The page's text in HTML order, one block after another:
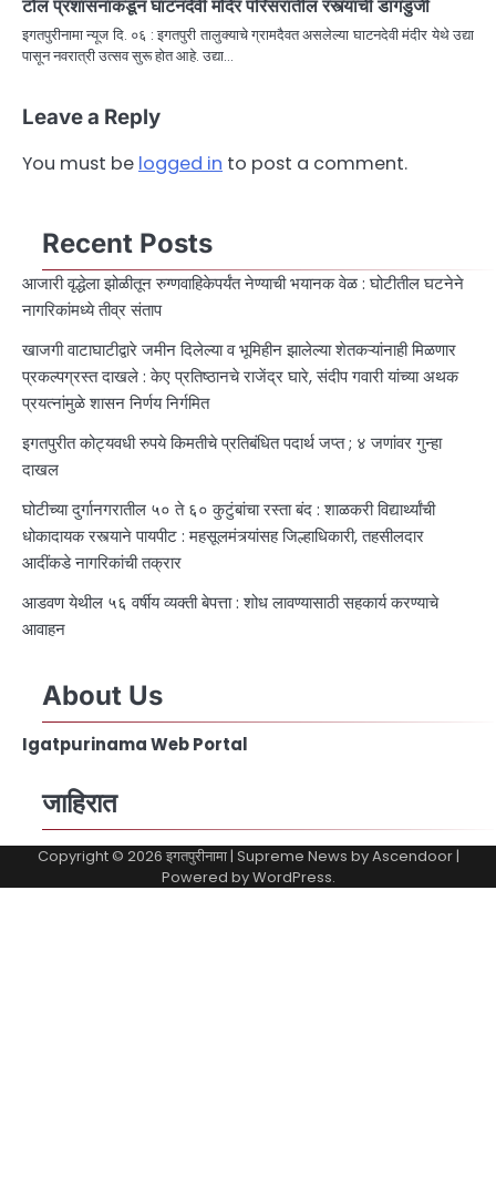
टोल प्रशासनाकडून घाटनदेवी मंदिर परिसरातील रस्त्यांची डागडुजी
इगतपुरीनामा न्यूज दि. ०६ : इगतपुरी तालुक्याचे ग्रामदैवत असलेल्या घाटनदेवी मंदीर येथे उद्या
पासून नवरात्री उत्सव सुरू होत आहे. उद्या…
Leave a Reply
You must be logged in to post a comment.
Recent Posts
आजारी वृद्धेला झोळीतून रुग्णवाहिकेपर्यंत नेण्याची भयानक वेळ : घोटीतील घटनेने
नागरिकांमध्ये तीव्र संताप
खाजगी वाटाघाटीद्वारे जमीन दिलेल्या व भूमिहीन झालेल्या शेतकऱ्यांनाही मिळणार
प्रकल्पग्रस्त दाखले : केए प्रतिष्ठानचे राजेंद्र घारे, संदीप गवारी यांच्या अथक
प्रयत्नांमुळे शासन निर्णय निर्गमित
इगतपुरीत कोट्यवधी रुपये किमतीचे प्रतिबंधित पदार्थ जप्त ; ४ जणांवर गुन्हा
दाखल
घोटीच्या दुर्गानगरातील ५० ते ६० कुटुंबांचा रस्ता बंद : शाळकरी विद्यार्थ्यांची
धोकादायक रस्त्याने पायपीट : महसूलमंत्र्यांसह जिल्हाधिकारी, तहसीलदार
आदींकडे नागरिकांची तक्रार
आडवण येथील ५६ वर्षीय व्यक्ती बेपत्ता : शोध लावण्यासाठी सहकार्य करण्याचे
आवाहन
About Us
Igatpurinama Web Portal
जाहिरात
Copyright © 2026 इगतपुरीनामा| Supreme News byAscendoor|
Powered byWordPress.